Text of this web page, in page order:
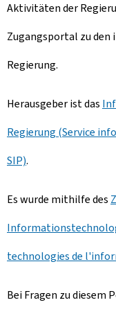
Aktivitäten der
Zugangsportal zu
Regierung.
Herausgeber ist das
Regierung (Service
SIP).
Es wurde mithilfe des
technologies de
Bei Fragen zu diesem